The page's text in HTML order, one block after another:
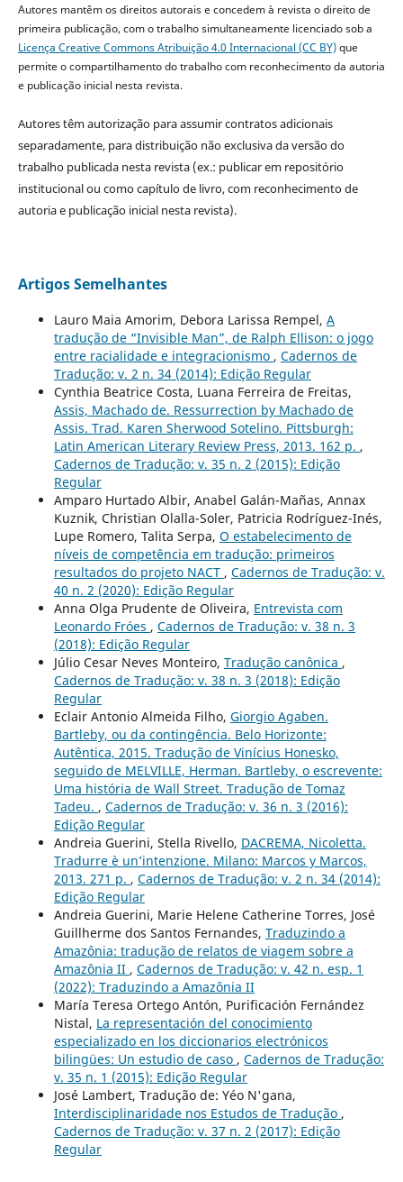
Autores mantêm os direitos autorais e concedem à revista o direito de
primeira publicação, com o trabalho simultaneamente licenciado sob a
Licença Creative Commons Atribuição 4.0 Internacional (CC BY)que
permite o compartilhamento do trabalho com reconhecimento da autoria
e publicação inicial nesta revista.
Autores têm autorização para assumir contratos adicionais
separadamente, para distribuição não exclusiva da versão do
trabalho publicada nesta revista (ex.: publicar em repositório
institucional ou como capítulo de livro, com reconhecimento de
autoria e publicação inicial nesta revista).
Artigos Semelhantes
Lauro Maia Amorim, Debora Larissa Rempel, A
tradução de “Invisible Man”, de Ralph Ellison: o jogo
entre racialidade e integracionismo , Cadernos de
Tradução: v. 2 n. 34 (2014): Edição Regular
Cynthia Beatrice Costa, Luana Ferreira de Freitas,
Assis, Machado de. Ressurrection by Machado de
Assis. Trad. Karen Sherwood Sotelino. Pittsburgh:
Latin American Literary Review Press, 2013. 162 p. ,
Cadernos de Tradução: v. 35 n. 2 (2015): Edição
Regular
Amparo Hurtado Albir, Anabel Galán-Mañas, Annax
Kuznik, Christian Olalla-Soler, Patricia Rodríguez-Inés,
Lupe Romero, Talita Serpa, O estabelecimento de
níveis de competência em tradução: primeiros
resultados do projeto NACT , Cadernos de Tradução: v.
40 n. 2 (2020): Edição Regular
Anna Olga Prudente de Oliveira, Entrevista com
Leonardo Fróes , Cadernos de Tradução: v. 38 n. 3
(2018): Edição Regular
Júlio Cesar Neves Monteiro, Tradução canônica ,
Cadernos de Tradução: v. 38 n. 3 (2018): Edição
Regular
Eclair Antonio Almeida Filho, Giorgio Agaben.
Bartleby, ou da contingência. Belo Horizonte:
Autêntica, 2015. Tradução de Vinícius Honesko,
seguido de MELVILLE, Herman. Bartleby, o escrevente:
Uma história de Wall Street. Tradução de Tomaz
Tadeu. , Cadernos de Tradução: v. 36 n. 3 (2016):
Edição Regular
Andreia Guerini, Stella Rivello, DACREMA, Nicoletta.
Tradurre è un’intenzione. Milano: Marcos y Marcos,
2013. 271 p. , Cadernos de Tradução: v. 2 n. 34 (2014):
Edição Regular
Andreia Guerini, Marie Helene Catherine Torres, José
Guillherme dos Santos Fernandes, Traduzindo a
Amazônia: tradução de relatos de viagem sobre a
Amazônia II , Cadernos de Tradução: v. 42 n. esp. 1
(2022): Traduzindo a Amazônia II
María Teresa Ortego Antón, Purificación Fernández
Nistal, La representación del conocimiento
especializado en los diccionarios electrónicos
bilingües: Un estudio de caso , Cadernos de Tradução:
v. 35 n. 1 (2015): Edição Regular
José Lambert, Tradução de: Yéo N'gana,
Interdisciplinaridade nos Estudos de Tradução ,
Cadernos de Tradução: v. 37 n. 2 (2017): Edição
Regular